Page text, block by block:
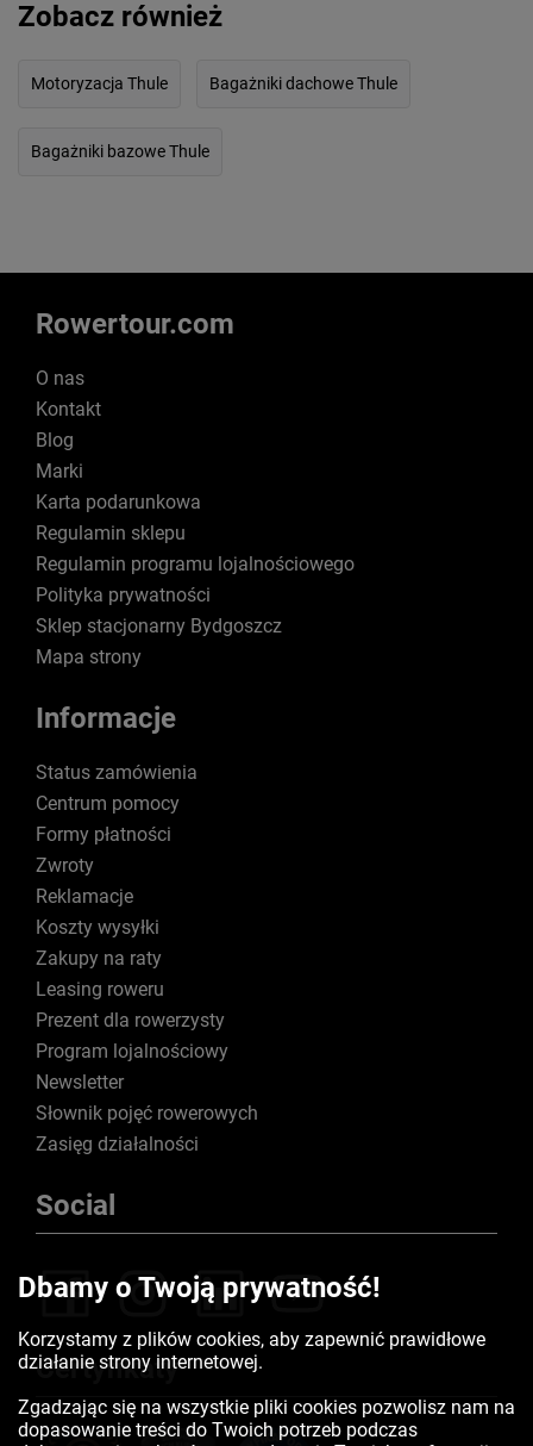
Zobacz również
Motoryzacja Thule Bagażniki dachowe Thule
Bagażniki bazowe Thule
Rowertour.com
O nas
Kontakt
Blog
Marki
Karta podarunkowa
Regulamin sklepu
Regulamin programu lojalnościowego
Polityka prywatności
Sklep stacjonarny Bydgoszcz
Mapa strony
Informacje
Status zamówienia
Centrum pomocy
Formy płatności
Zwroty
Reklamacje
Koszty wysyłki
Zakupy na raty
Leasing roweru
Prezent dla rowerzysty
Program lojalnościowy
Newsletter
Słownik pojęć rowerowych
Zasięg działalności
Social
Certyfikaty
Dbamy o Twoją prywatność!
Korzystamy z plików cookies, aby zapewnić prawidłowe
działanie strony internetowej.
Zgadzając się na wszystkie pliki cookies pozwolisz nam na
dopasowanie treści do Twoich potrzeb podczas